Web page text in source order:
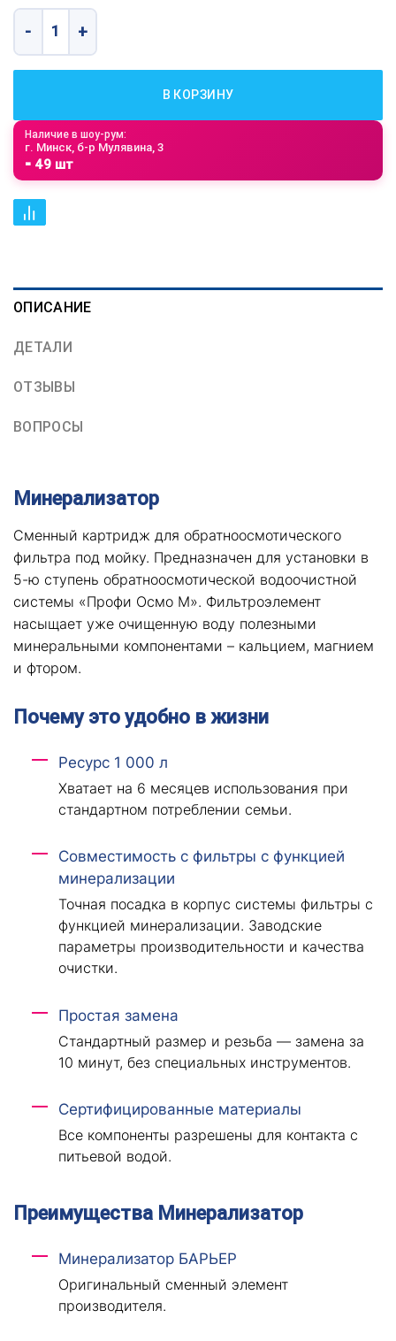
Количество товара Фильтроэлемент БАРЬЕР
В КОРЗИНУ
Наличие в шоу-рум:
г. Минск, б-р Мулявина, 3
⁃ 49 шт
ОПИСАНИЕ
ДЕТАЛИ
ОТЗЫВЫ
ВОПРОСЫ
Минерализатор
Сменный картридж для обратноосмотического
фильтра под мойку. Предназначен для установки в
5-ю ступень обратноосмотической водоочистной
системы «Профи Осмо М». Фильтроэлемент
насыщает уже очищенную воду полезными
минеральными компонентами – кальцием, магнием
и фтором.
Почему это удобно в жизни
Ресурс 1 000 л
Хватает на 6 месяцев использования при
стандартном потреблении семьи.
Совместимость с фильтры с функцией
минерализации
Точная посадка в корпус системы фильтры с
функцией минерализации. Заводские
параметры производительности и качества
очистки.
Простая замена
Стандартный размер и резьба — замена за
10 минут, без специальных инструментов.
Сертифицированные материалы
Все компоненты разрешены для контакта с
питьевой водой.
Преимущества Минерализатор
Минерализатор БАРЬЕР
Оригинальный сменный элемент
производителя.